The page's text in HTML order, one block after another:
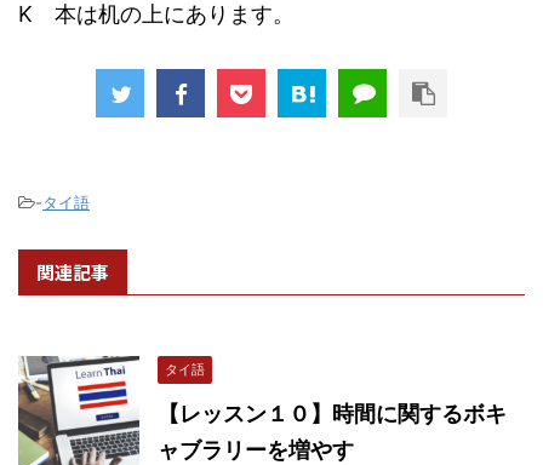
K 本は机の上にあります。
-タイ語
関連記事
タイ語
【レッスン１０】時間に関するボキ
ャブラリーを増やす